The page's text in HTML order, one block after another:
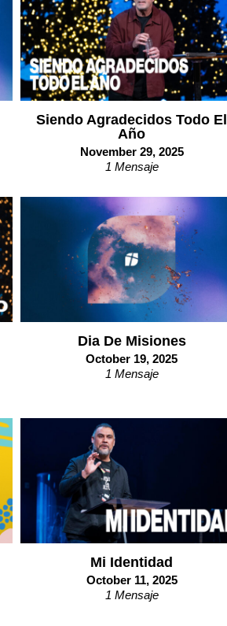
Siendo Agradecidos Todo El
Año
November 29, 2025
1 Mensaje
Dia De Misiones
October 19, 2025
1 Mensaje
Mi Identidad
October 11, 2025
1 Mensaje